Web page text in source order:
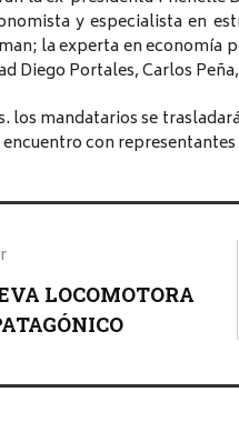
y especialista en
la experta en
Diego Portales, Carlos
los mandatarios se
con
LOCOMOTORA